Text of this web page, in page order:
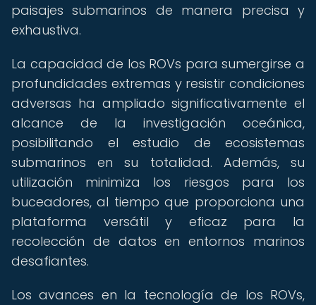
paisajes submarinos de manera precisa y
exhaustiva.
La capacidad de los ROVs para sumergirse a
profundidades extremas y resistir condiciones
adversas ha ampliado significativamente el
alcance de la investigación oceánica,
posibilitando el estudio de ecosistemas
submarinos en su totalidad. Además, su
utilización minimiza los riesgos para los
buceadores, al tiempo que proporciona una
plataforma versátil y eficaz para la
recolección de datos en entornos marinos
desafiantes.
Los avances en la tecnología de los ROVs,